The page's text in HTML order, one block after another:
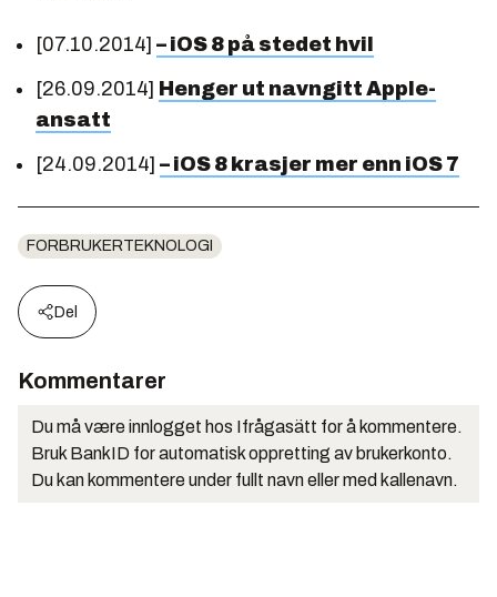
[07.10.2014] – iOS 8 på stedet hvil
[26.09.2014] Henger ut navngitt Apple-
ansatt
[24.09.2014] – iOS 8 krasjer mer enn iOS 7
FORBRUKERTEKNOLOGI
Del
Kommentarer
Du må være innlogget hos Ifrågasätt for å kommentere.
Bruk BankID for automatisk oppretting av brukerkonto.
Du kan kommentere under fullt navn eller med kallenavn.